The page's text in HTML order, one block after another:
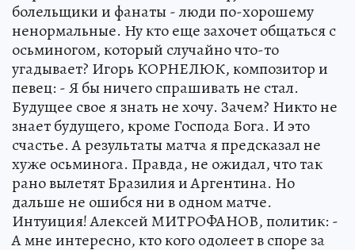
болельщики и фанаты - люди по-хорошему
ненормальные. Ну кто еще захочет общаться с
осьминогом, который случайно что-то
угадывает? Игорь КОРНЕЛЮК, композитор и
певец: - Я бы ничего спрашивать не стал.
Будущее свое я знать не хочу. Зачем? Никто не
знает будущего, кроме Господа Бога. И это
счастье. А результаты матча я предсказал не
хуже осьминога. Правда, не ожидал, что так
рано вылетят Бразилия и Аргентина. Но
дальше не ошибся ни в одном матче.
Интуиция! Алексей МИТРОФАНОВ, политик: -
А мне интересно, кто кого одолеет в споре за